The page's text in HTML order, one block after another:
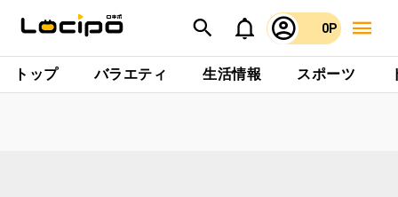
0P
トップ バラエティ 生活情報 スポーツ